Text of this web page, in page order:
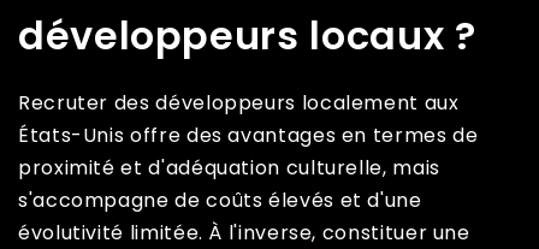
développeurs locaux ?
Recruter des développeurs localement aux
États-Unis offre des avantages en termes de
proximité et d'adéquation culturelle, mais
s'accompagne de coûts élevés et d'une
évolutivité limitée. À l'inverse, constituer une